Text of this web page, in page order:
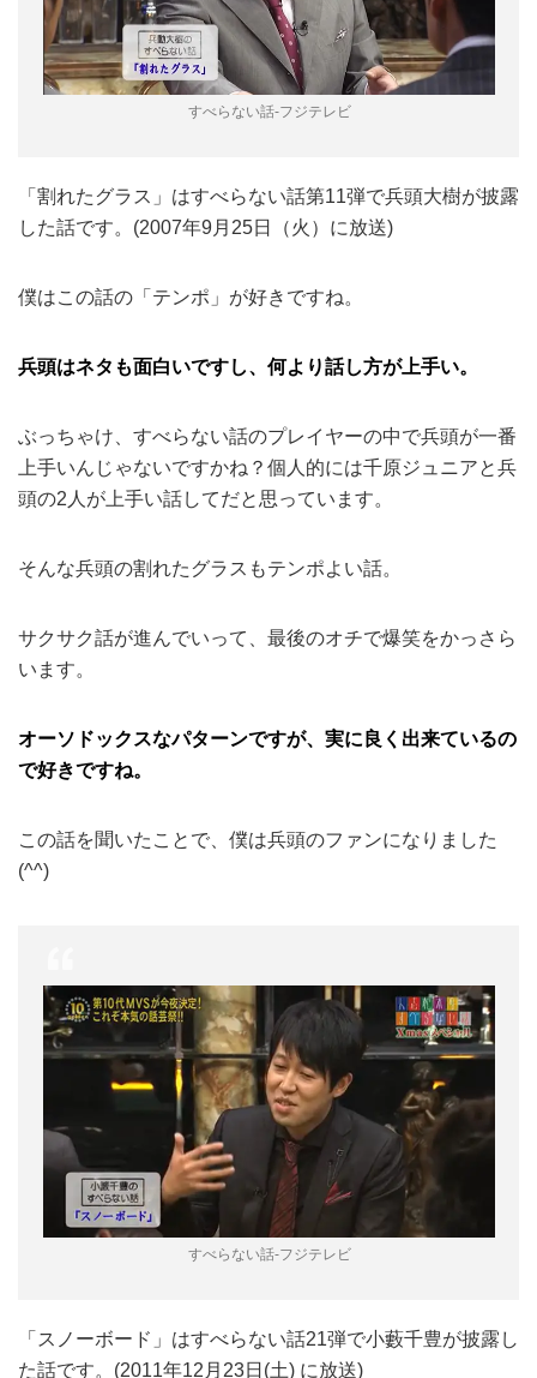
すべらない話-フジテレビ
「割れたグラス」はすべらない話第11弾で兵頭大樹が披露
した話です。(2007年9月25日（火）に放送)
僕はこの話の「テンポ」が好きですね。
兵頭はネタも面白いですし、何より話し方が上手い。
ぶっちゃけ、すべらない話のプレイヤーの中で兵頭が一番
上手いんじゃないですかね？個人的には千原ジュニアと兵
頭の2人が上手い話してだと思っています。
そんな兵頭の割れたグラスもテンポよい話。
サクサク話が進んでいって、最後のオチで爆笑をかっさら
います。
オーソドックスなパターンですが、実に良く出来ているの
で好きですね。
この話を聞いたことで、僕は兵頭のファンになりました
(^^)
すべらない話-フジテレビ
「スノーボード」はすべらない話21弾で小藪千豊が披露し
た話です。(2011年12月23日(土) に放送)